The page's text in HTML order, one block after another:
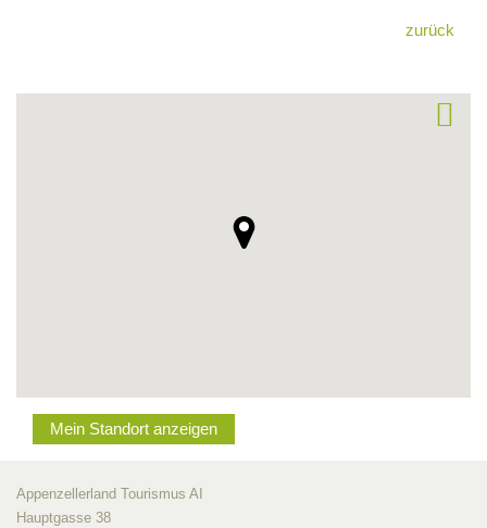
zurück
Mein Standort anzeigen
Appenzellerland Tourismus AI
Hauptgasse 38